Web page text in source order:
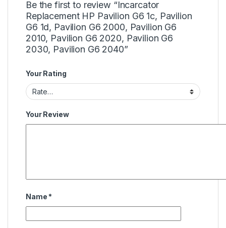
Be the first to review “Incarcator
Replacement HP Pavilion G6 1c, Pavilion
G6 1d, Pavilion G6 2000, Pavilion G6
2010, Pavilion G6 2020, Pavilion G6
2030, Pavilion G6 2040”
Your Rating
Your Review
Name *